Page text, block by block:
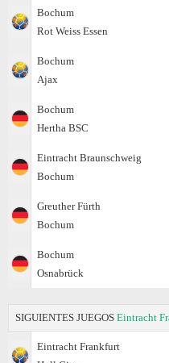
Bochum
Rot Weiss Essen
Bochum
Ajax
Bochum
Hertha BSC
Eintracht Braunschweig
Bochum
Greuther Fürth
Bochum
Bochum
Osnabrück
SIGUIENTES JUEGOS Eintracht
Eintracht Frankfurt